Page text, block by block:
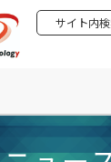
サイト内
学術研究活動